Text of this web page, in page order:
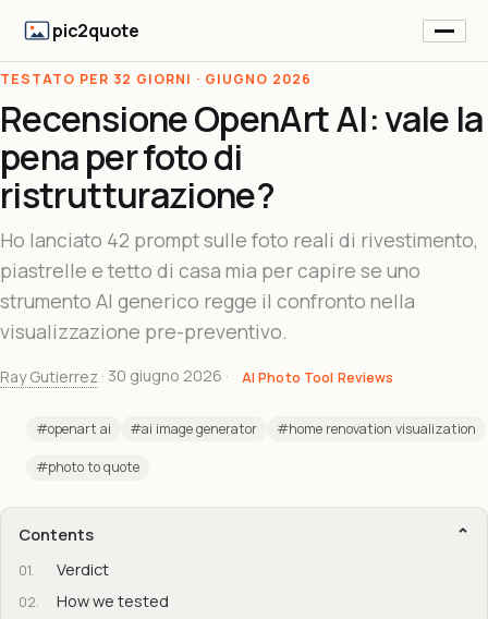
TESTATO PER 32 GIORNI · GIUGNO 2026
Recensione OpenArt AI: vale la
pena per foto di
ristrutturazione?
Ho lanciato 42 prompt sulle foto reali di rivestimento,
piastrelle e tetto di casa mia per capire se uno
strumento AI generico regge il confronto nella
visualizzazione pre-preventivo.
Ray Gutierrez · 30 giugno 2026 · AI Photo Tool Reviews
#openart ai #ai image generator #home renovation visualization
#photo to quote
Contents
Verdict
How we tested
pic2quote